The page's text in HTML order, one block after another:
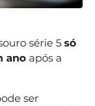
série 5 só
ano após a
ser